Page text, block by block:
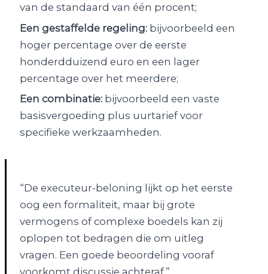
van de standaard van één procent;
Een gestaffelde regeling: bijvoorbeeld een
hoger percentage over de eerste
honderdduizend euro en een lager
percentage over het meerdere;
Een combinatie: bijvoorbeeld een vaste
basisvergoeding plus uurtarief voor
specifieke werkzaamheden.
“De executeur-beloning lijkt op het eerste
oog een formaliteit, maar bij grote
vermogens of complexe boedels kan zij
oplopen tot bedragen die om uitleg
vragen. Een goede beoordeling vooraf